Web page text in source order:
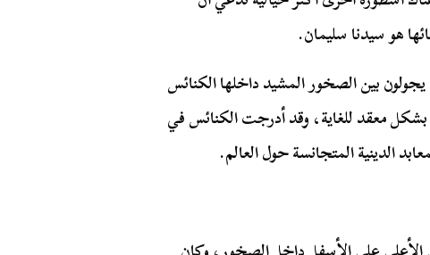
هو سيدنا سليمان.
بين الصخور المشيد داخلها الكنائس
معقد للغاية، وقد أدرجت الكنائس في